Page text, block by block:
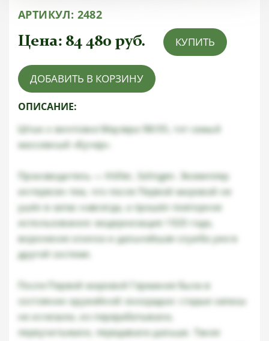
АРТИКУЛ: 2482
Цена: 84 480 руб. КУПИТЬ
ДОБАВИТЬ В КОРЗИНУ
ОПИСАНИЕ:
Штык к винтовке Маузера 98/05, тот самый
массивный «бучер».
Производитель — Höller, Solingen. Экземпляр
интересен тем, что после Первой мировой не
ушёл в запас навсегда, а прошёл повторное
использование: модернизация 1920 года,
воронение клинка и дальнейшая служба уже в
другой системе.
После Первой мировой Германия была в
состоянии оружейной лихорадки: старые запасы
не исчезали, их перерабатывали,
переучитывали, передавали дальше. Такие